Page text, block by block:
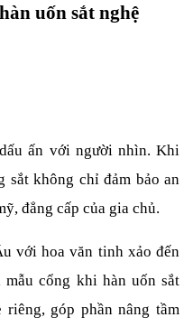
uốn sắt nghệ
ấn với người nhìn. Khi
sắt không chỉ đảm bảo an
đẳng cấp của gia chủ.
với hoa văn tinh xảo đến
cổng khi hàn uốn sắt
riêng, góp phần nâng tầm